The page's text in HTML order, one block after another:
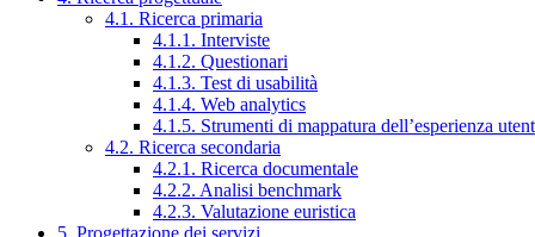
4.1. Ricerca primaria
4.1.1. Interviste
4.1.2. Questionari
4.1.3. Test di usabilità
4.1.4. Web analytics
4.1.5. Strumenti di mappatura dell’esperienza
4.2. Ricerca secondaria
4.2.1. Ricerca documentale
4.2.2. Analisi benchmark
4.2.3. Valutazione euristica
5. Progettazione dei servizi